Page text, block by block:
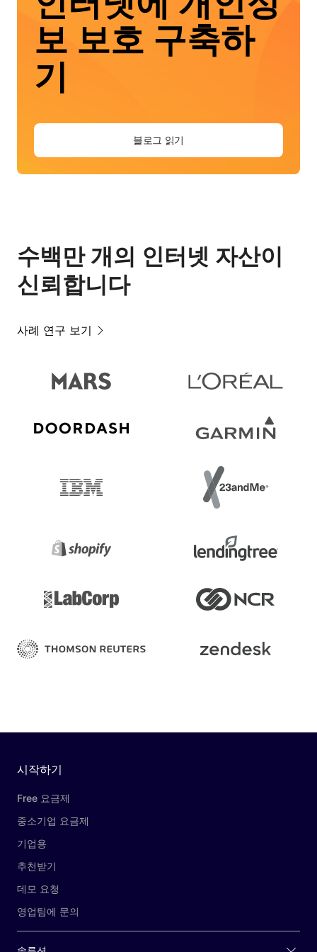
보 보호 구축하
기
블로그 읽기
수백만 개의 인터넷 자산이
신뢰합니다
사례 연구 보기
시작하기
Free 요금제
중소기업 요금제
기업용
추천받기
데모 요청
영업팀에 문의